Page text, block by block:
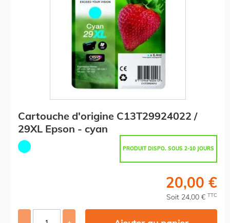
Cartouche d'origine C13T29924022 /
29XL Epson - cyan
PRODUIT DISPO. SOUS 2-10 JOURS
20,00 €
Soit 24,00 € TTC